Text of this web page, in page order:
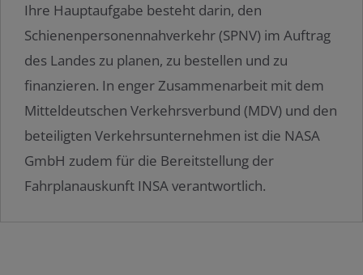
Ihre Hauptaufgabe besteht darin, den
Schienenpersonennahverkehr (SPNV) im Auftrag
des Landes zu planen, zu bestellen und zu
finanzieren. In enger Zusammenarbeit mit dem
Mitteldeutschen Verkehrsverbund (MDV) und den
beteiligten Verkehrsunternehmen ist die NASA
GmbH zudem für die Bereitstellung der
Fahrplanauskunft INSA verantwortlich.